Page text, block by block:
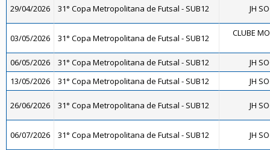
29/04/2026 31° Copa Metropolitana de Futsal - SUB12 JH
03/05/2026 31° Copa Metropolitana de Futsal - SUB12 CLUBE
06/05/2026 31° Copa Metropolitana de Futsal - SUB12
JH
13/05/2026
31° Copa Metropolitana de Futsal - SUB12 JH
26/06/2026 31° Copa Metropolitana de Futsal - SUB12 JH
06/07/2026 31° Copa Metropolitana de Futsal - SUB12 JH